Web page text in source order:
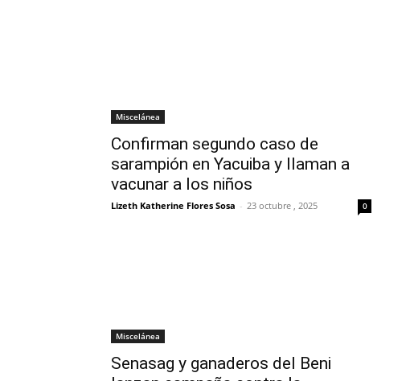
Miscelánea
Confirman segundo caso de
sarampión en Yacuiba y llaman a
vacunar a los niños
Lizeth Katherine Flores Sosa - 23 octubre , 2025 0
Miscelánea
Senasag y ganaderos del Beni